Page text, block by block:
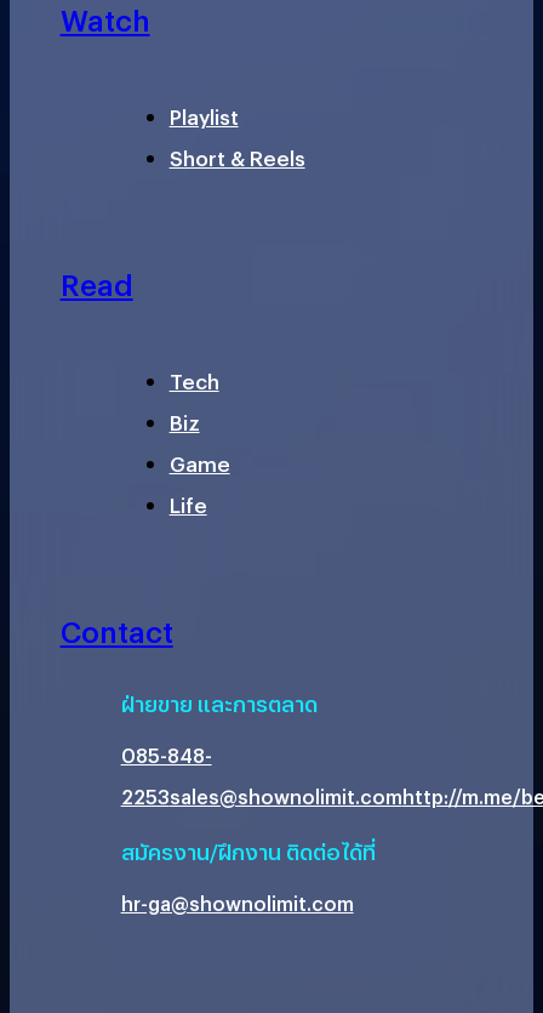
Watch
Playlist
Short & Reels
Read
Tech
Biz
Game
Life
Contact
ฝ่ายขาย และการตลาด
085-848-
2253sales@shownolimit.comhttp://m.me/
สมัครงาน/ฝึกงาน ติดต่อได้ที่
hr-ga@shownolimit.com